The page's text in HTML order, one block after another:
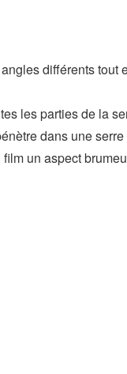
différents tout
les parties de la
dans une
un aspect